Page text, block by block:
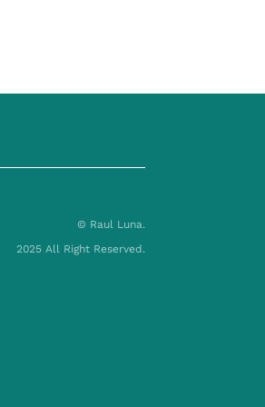
© Raul Luna.
2025 All Right Reserved.